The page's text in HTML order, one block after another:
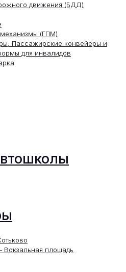
движения (БДД)
(ГПМ)
Пассажирские конвейеры и
для инвалидов
площадь